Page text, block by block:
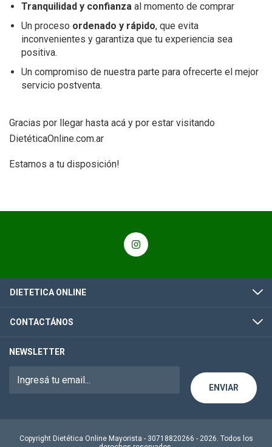
Tranquilidad y confianza al momento de comprar
Un proceso ordenado y rápido, que evita
inconvenientes y garantiza que tu experiencia sea
positiva.
Un compromiso de nuestra parte para ofrecerte el mejor
servicio postventa.
Gracias por llegar hasta acá y por estar visitando
DietéticaOnline.com.ar
Estamos a tu disposición!
DIETETICA ONLINE
CONTACTÁNOS
NEWSLETTER
Copyright Dietética Online Mayorista - 30718820266 - 2026. Todos los